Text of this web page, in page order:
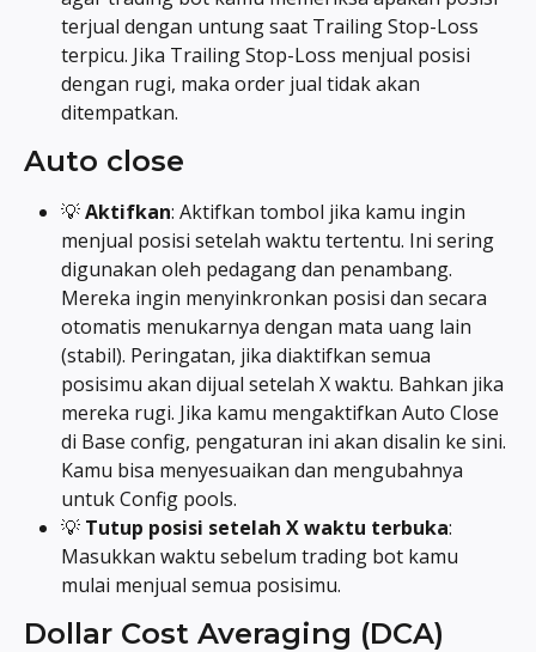
terjual dengan untung saat Trailing Stop-Loss
terpicu. Jika Trailing Stop-Loss menjual posisi
dengan rugi, maka order jual tidak akan
ditempatkan.
Auto close
💡 Aktifkan: Aktifkan tombol jika kamu ingin
menjual posisi setelah waktu tertentu. Ini sering
digunakan oleh pedagang dan penambang.
Mereka ingin menyinkronkan posisi dan secara
otomatis menukarnya dengan mata uang lain
(stabil). Peringatan, jika diaktifkan semua
posisimu akan dijual setelah X waktu. Bahkan jika
mereka rugi. Jika kamu mengaktifkan Auto Close
di Base config, pengaturan ini akan disalin ke sini.
Kamu bisa menyesuaikan dan mengubahnya
untuk Config pools.
💡 Tutup posisi setelah X waktu terbuka:
Masukkan waktu sebelum trading bot kamu
mulai menjual semua posisimu.
Dollar Cost Averaging (DCA)